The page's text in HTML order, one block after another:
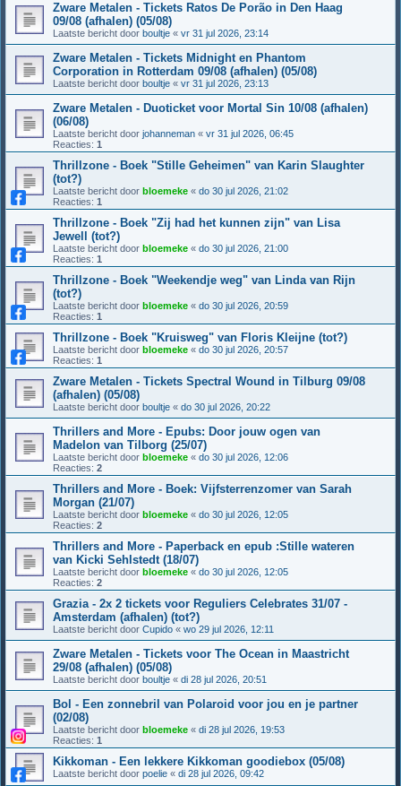
Zware Metalen - Tickets Ratos De Porão in Den Haag
09/08 (afhalen) (05/08)
Laatste bericht door boultje « vr 31 jul 2026, 23:14
Zware Metalen - Tickets Midnight en Phantom
Corporation in Rotterdam 09/08 (afhalen) (05/08)
Laatste bericht door boultje « vr 31 jul 2026, 23:13
Zware Metalen - Duoticket voor Mortal Sin 10/08 (afhalen)
(06/08)
Laatste bericht door johanneman « vr 31 jul 2026, 06:45
Reacties: 1
Thrillzone - Boek "Stille Geheimen" van Karin Slaughter
(tot?)
Laatste bericht door bloemeke « do 30 jul 2026, 21:02
Reacties: 1
Thrillzone - Boek "Zij had het kunnen zijn" van Lisa
Jewell (tot?)
Laatste bericht door bloemeke « do 30 jul 2026, 21:00
Reacties: 1
Thrillzone - Boek "Weekendje weg" van Linda van Rijn
(tot?)
Laatste bericht door bloemeke « do 30 jul 2026, 20:59
Reacties: 1
Thrillzone - Boek "Kruisweg" van Floris Kleijne (tot?)
Laatste bericht door bloemeke « do 30 jul 2026, 20:57
Reacties: 1
Zware Metalen - Tickets Spectral Wound in Tilburg 09/08
(afhalen) (05/08)
Laatste bericht door boultje « do 30 jul 2026, 20:22
Thrillers and More - Epubs: Door jouw ogen van
Madelon van Tilborg (25/07)
Laatste bericht door bloemeke « do 30 jul 2026, 12:06
Reacties: 2
Thrillers and More - Boek: Vijfsterrenzomer van Sarah
Morgan (21/07)
Laatste bericht door bloemeke « do 30 jul 2026, 12:05
Reacties: 2
Thrillers and More - Paperback en epub :Stille wateren
van Kicki Sehlstedt (18/07)
Laatste bericht door bloemeke « do 30 jul 2026, 12:05
Reacties: 2
Grazia - 2x 2 tickets voor Reguliers Celebrates 31/07 -
Amsterdam (afhalen) (tot?)
Laatste bericht door Cupido « wo 29 jul 2026, 12:11
Zware Metalen - Tickets voor The Ocean in Maastricht
29/08 (afhalen) (05/08)
Laatste bericht door boultje « di 28 jul 2026, 20:51
Bol - Een zonnebril van Polaroid voor jou en je partner
(02/08)
Laatste bericht door bloemeke « di 28 jul 2026, 19:53
Reacties: 1
Kikkoman - Een lekkere Kikkoman goodiebox (05/08)
Laatste bericht door poelie « di 28 jul 2026, 09:42